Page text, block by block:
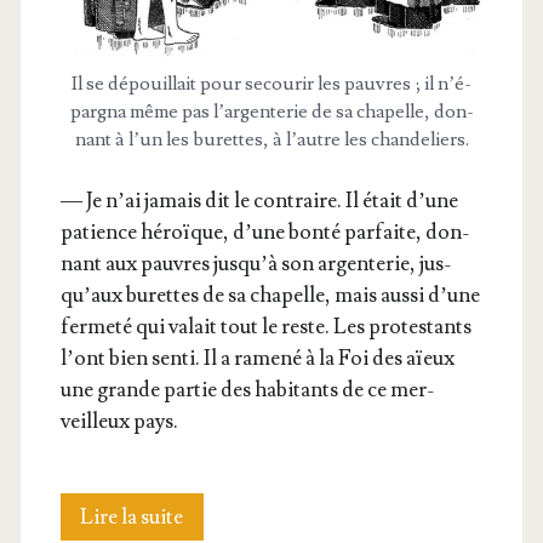
Il se dépouillait pour secou­rir les pauvres ; il n’é­
par­gna même pas l’ar­gen­te­rie de sa cha­pelle, don­
nant à l’un les burettes, à l’autre les chandeliers.
— Je n’ai jamais dit le contraire. Il était d’une
patience héroïque, d’une bon­té par­faite, don­
nant aux pauvres jus­qu’à son argen­te­rie, jus­
qu’aux burettes de sa cha­pelle, mais aus­si d’une
fer­me­té qui valait tout le reste. Les pro­tes­tants
l’ont bien sen­ti. Il a rame­né à la Foi des aïeux
une grande par­tie des habi­tants de ce mer­
veilleux pays.
Lire la suiteDes